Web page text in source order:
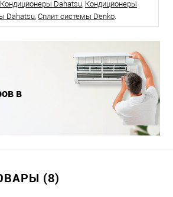
Кондиционеры Dahatsu, Кондиционеры
Dahatsu, Сплит системы Denko.
в
(8)